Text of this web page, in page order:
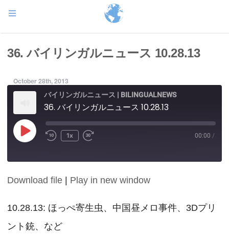
36. バイリンガルニュース 10.28.13
October 28th, 2013
バイリンガルニュース | BILINGUALNEWS
36. バイリンガルニュース 10.28.13
Play
Episode
1x 00:00 /
SHARE
LINK
EMBED
Download file Play in new window
10.28.13: ほっぺ寄生虫、中国昼メロ事件、3Dプリ
ント銃、など